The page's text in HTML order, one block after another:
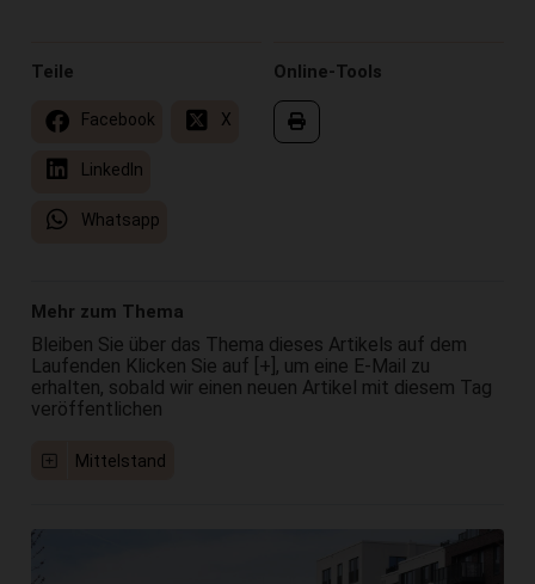
Online-Tools
Teile
Facebook X
LinkedIn
Whatsapp
Mehr zum Thema
Bleiben Sie über das Thema dieses Artikels auf dem
Laufenden Klicken Sie auf [+], um eine E-Mail zu
erhalten, sobald wir einen neuen Artikel mit diesem Tag
veröffentlichen
Mittelstand